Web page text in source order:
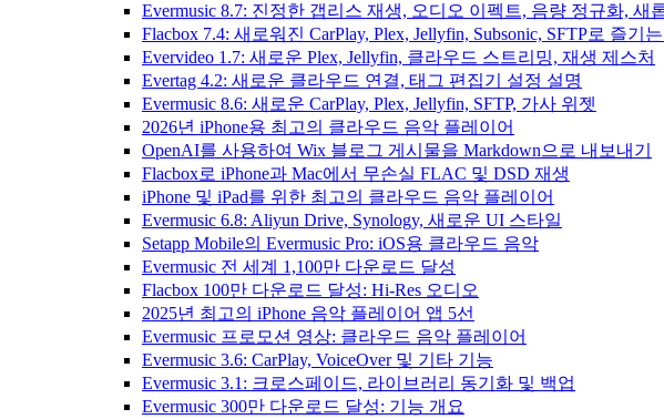
Evermusic 8.7: 진정한 갭리스 재생, 오디오 이펙트, 음량 정규화, 새
Flacbox 7.4: 새로워진 CarPlay, Plex, Jellyfin, Subsonic, SFTP로 즐기
Evervideo 1.7: 새로운 Plex, Jellyfin, 클라우드 스트리밍, 재생 제스처
Evertag 4.2: 새로운 클라우드 연결, 태그 편집기 설정 설명
Evermusic 8.6: 새로운 CarPlay, Plex, Jellyfin, SFTP, 가사 위젯
2026년 iPhone용 최고의 클라우드 음악 플레이어
OpenAI를 사용하여 Wix 블로그 게시물을 Markdown으로 내보내기
Flacbox로 iPhone과 Mac에서 무손실 FLAC 및 DSD 재생
iPhone 및 iPad를 위한 최고의 클라우드 음악 플레이어
Evermusic 6.8: Aliyun Drive, Synology, 새로운 UI 스타일
Setapp Mobile의 Evermusic Pro: iOS용 클라우드 음악
Evermusic 전 세계 1,100만 다운로드 달성
Flacbox 100만 다운로드 달성: Hi-Res 오디오
2025년 최고의 iPhone 음악 플레이어 앱 5선
Evermusic 프로모션 영상: 클라우드 음악 플레이어
Evermusic 3.6: CarPlay, VoiceOver 및 기타 기능
Evermusic 3.1: 크로스페이드, 라이브러리 동기화 및 백업
Evermusic 300만 다운로드 달성: 기능 개요